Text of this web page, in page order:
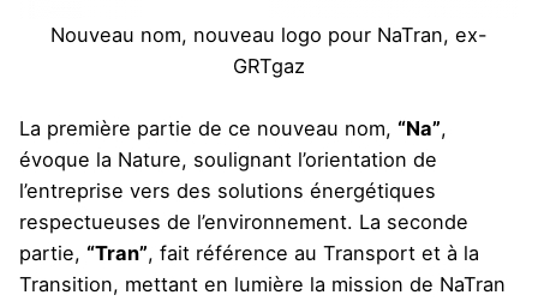
Nouveau nom, nouveau logo pour NaTran, ex-
GRTgaz
La première partie de ce nouveau nom, “Na”,
évoque la Nature, soulignant l’orientation de
l’entreprise vers des solutions énergétiques
respectueuses de l’environnement. La seconde
partie, “Tran”, fait référence au Transport et à la
Transition, mettant en lumière la mission de NaTran